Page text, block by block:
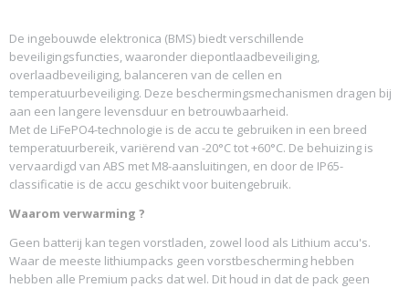
De ingebouwde elektronica (BMS) biedt verschillende
beveiligingsfuncties, waaronder diepontlaadbeveiliging,
overlaadbeveiliging, balanceren van de cellen en
temperatuurbeveiliging. Deze beschermingsmechanismen dragen bij
aan een langere levensduur en betrouwbaarheid.
Met de LiFePO4-technologie is de accu te gebruiken in een breed
temperatuurbereik, variërend van -20°C tot +60°C. De behuizing is
vervaardigd van ABS met M8-aansluitingen, en door de IP65-
classificatie is de accu geschikt voor buitengebruik.
Waarom verwarming ?
Geen batterij kan tegen vorstladen, zowel lood als Lithium accu's.
Waar de meeste lithiumpacks geen vorstbescherming hebben
hebben alle Premium packs dat wel. Dit houd in dat de pack geen